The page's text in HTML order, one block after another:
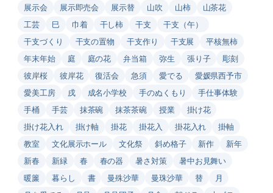
展示会
展示即売会 展示替 山吹 山柿
山茶花
工芸
巳 巾着 干し柿 干支
干支（午）
干支づくり
干支の置物 干支作り 干支展
平核無柿
年末年始
庭 庭の花 弁当箱 弥生 張り子
彫刻
彼岸桜
彼岸花 復活会 急須 愛でる
愛媛県西予市
愛美工房
戌 成名小学校 手のぬくもり
手仕事体験
手桶
手芸 抹茶碗 抹茶茶碗 授業
掛け花
掛け花入れ
掛け軸 掛花 掛花入 掛花入れ
掛軸
教室
文化展示ホール 文化祭 斜め格子 新作
新年
新春
新緑 春 春の器 暑さ対策
暑中お見舞い
暖簾
暮らし 書 曼殊沙華 曼珠沙華 替
月